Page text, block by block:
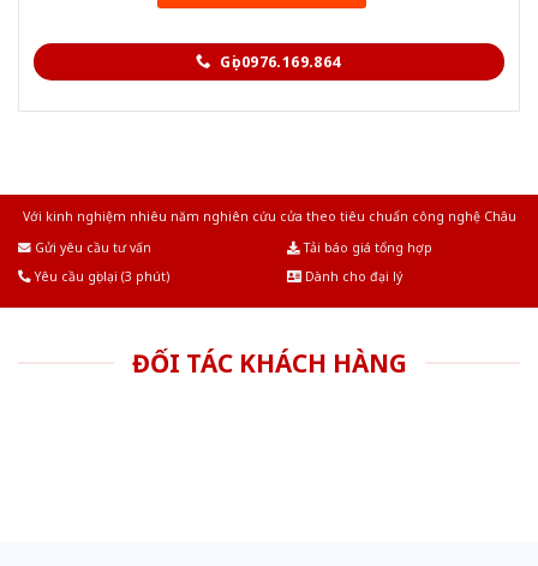
Gọi 0976.169.864
Với kinh nghiệm nhiêu năm nghiên cứu cửa theo tiêu chuẩn công nghệ Châu
Gửi yêu cầu tư vấn
Tải báo giá tổng hợp
Yêu cầu gọi lại (3 phút)
Dành cho đại lý
ĐỐI TÁC KHÁCH HÀNG